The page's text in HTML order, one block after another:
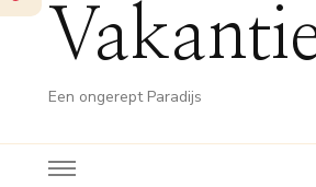
Een ongerept Paradijs